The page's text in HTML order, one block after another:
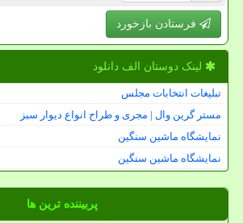
فرستادن بازخورد
لینک دوستان الف دانلود
تبلیغات انتخابات مجلس
مستر گرین وال | مجری و طراح انواع دیوار سبز
نمایشگاه ماشین سنگین
نمایشگاه ماشین سنگین
پربیننده ترین ها